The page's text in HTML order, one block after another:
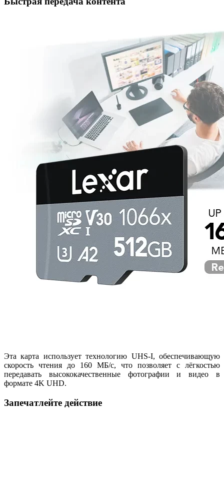
Эта карта использует технологию UHS-I, обеспечивающую
скорость чтения до 160 МБ/с, что позволяет с лёгкостью
передавать высококачественные фотографии и видео в
формате 4K UHD.
Запечатлейте действие